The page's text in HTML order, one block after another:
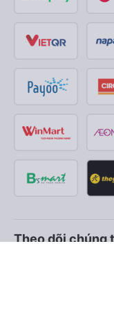
Theo dõi chúng